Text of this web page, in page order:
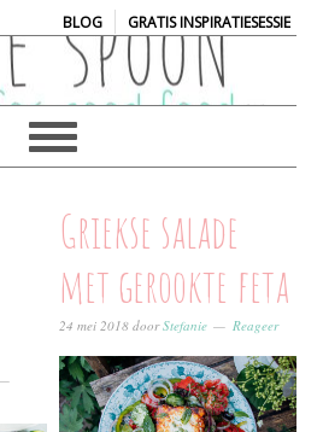
BLOG| GRATIS INSPIRATIESESSIE
Griekse salade
met gerookte feta
24 mei 2018 doorStefanie Reageer